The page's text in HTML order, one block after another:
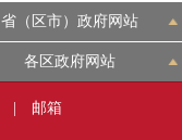
省（区市）政府网站
各区政府网站
邮箱